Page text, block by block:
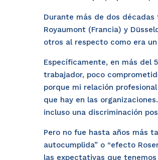
Durante más de dos décadas
Royaumont (Francia) y
otros al respecto como era
Específicamente, en más del
trabajador, poco
porque mi relación
que hay en las
incluso una discriminación
Pero no fue hasta años más
autocumplida” o “efecto
las expectativas que